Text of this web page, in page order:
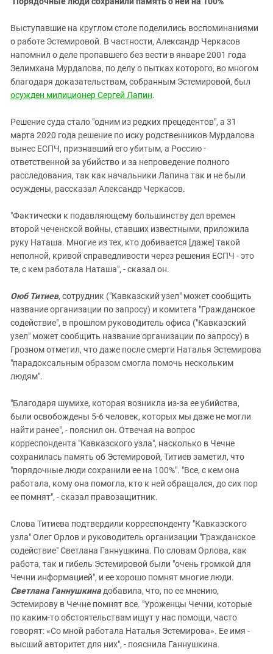
Выступавшие на круглом столе поделились воспоминаниями
о работе Эстемировой. В частности, Александр Черкасов
напомнил о деле пропавшего без вести в январе 2001 года
Зелимхана Мурдалова, по делу о пытках которого, во многом
благодаря доказательствам, собранным Эстемировой, был
осужден милиционер Сергей Лапин.
Решение суда стало "одним из редких прецедентов", а 31
марта 2020 года решение по иску родственников Мурдалова
вынес ЕСПЧ, признавший его убитым, а Россию -
ответственной за убийство и за непроведение полного
расследования, так как начальники Лапина так и не были
осуждены, рассказал Александр Черкасов.
"Фактически к подавляющему большинству дел времен
второй чеченской войны, ставших известными, приложила
руку Наташа. Многие из тех, кто добивается [даже] такой
неполной, кривой справедливости через решения ЕСПЧ - это
те, с кем работала Наташа", - сказал он.
Оюб Титиев, сотрудник ("Кавказский узел" может сообщить
название организации по запросу) и комитета "Гражданское
содействие", в прошлом руководитель офиса ("Кавказский
узел" может сообщить название организации по запросу) в
Грозном отметил, что даже после смерти Наталья Эстемирова
"парадоксальным образом смогла помочь нескольким
людям".
"Благодаря шумихе, которая возникла из-за ее убийства,
были освобождены 5-6 человек, которых мы даже не могли
найти ранее", - пояснил он. Отвечая на вопрос
корреспондента "Кавказского узла", насколько в Чечне
сохранилась память об Эстемировой, Титиев заметил, что
"порядочные люди сохранили ее на 100%". "Все, с кем она
работала, кому она помогла, кто к ней обращался, до сих пор
ее помнят", - сказал правозащитник.
Слова Титиева подтвердили корреспонденту "Кавказского
узла" Олег Орлов и руководитель организации "Гражданское
содействие" Светлана Ганнушкина. По словам Орлова, как
работа, так и гибель Эстемировой были "очень громкой для
Чечни информацией", и ее хорошо помнят многие люди.
Светлана Ганнушкина добавила, что, по ее мнению,
Эстемирову в Чечне помнят все. "Уроженцы Чечни, которые
по каким-то обстоятельствам ищут у нас помощи, часто
говорят: «Со мной работала Наталья Эстемирова». Ее имя -
высший авторитет для них", - пояснила Ганнушкина.